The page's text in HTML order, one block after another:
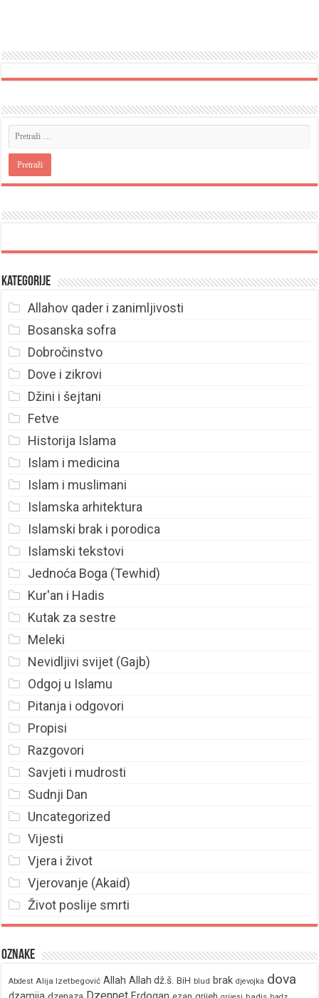
Kategorije
Allahov qader i zanimljivosti
Bosanska sofra
Dobročinstvo
Dove i zikrovi
Džini i šejtani
Fetve
Historija Islama
Islam i medicina
Islam i muslimani
Islamska arhitektura
Islamski brak i porodica
Islamski tekstovi
Jednoća Boga (Tewhid)
Kur'an i Hadis
Kutak za sestre
Meleki
Nevidljivi svijet (Gajb)
Odgoj u Islamu
Pitanja i odgovori
Propisi
Razgovori
Savjeti i mudrosti
Sudnji Dan
Uncategorized
Vijesti
Vjera i život
Vjerovanje (Akaid)
Život poslije smrti
Oznake
Abdest Alija Izetbegović Allah Allah dž.š. BiH blud brak djevojka dova